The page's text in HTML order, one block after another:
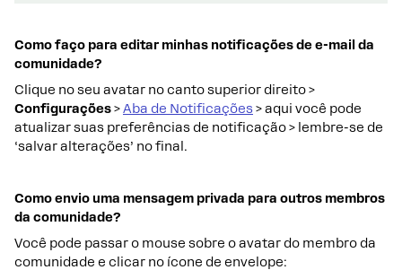
Como faço para editar minhas notificações de e-mail da
comunidade?
Clique no seu avatar no canto superior direito >
Configurações>Aba de Notificações> aqui você pode
atualizar suas preferências de notificação > lembre-se de
‘salvar alterações’ no final.
Como envio uma mensagem privada para outros membros
da comunidade?
Você pode passar o mouse sobre o avatar do membro da
comunidade e clicar no ícone de envelope: